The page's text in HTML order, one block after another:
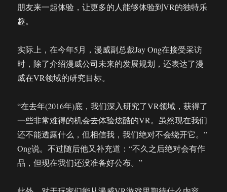
朋友来一起体验，让更多的人能够体验到VR的独特乐
趣。
实际上，在今年5月，漫威副总裁Jay Ong在接受采访
时，除了介绍漫威公司未来的发展规划，还表达了漫
威在VR领域的研究目标。
“在去年(2016年)底，我们深入研究了VR领域，获得了
一些非常难得的机会去体验炫酷的VR。虽然现在我们
还不能透露什么，但相信我，我们绝对不会绕开它。”
Ong说。不过随后他又补充道：“不久之后绝对会有作
品，但现在我们还没准备好公布。”